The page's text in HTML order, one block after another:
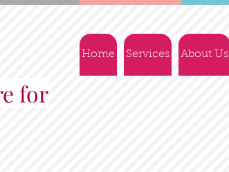
for
Home Services About Us